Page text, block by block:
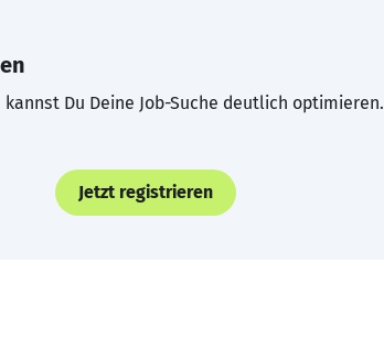
Du Deine Job-Suche deutlich optimieren.
Jetzt registrieren